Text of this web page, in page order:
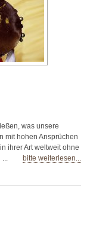
was unsere
mit hohen Ansprüchen
ihrer Art weltweit ohne
bitte weiterlesen...